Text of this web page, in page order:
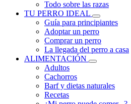
Todo sobre las razas
TU PERRO IDEAL
Guía para principiantes
Adoptar un perro
Comprar un perro
La llegada del perro a casa
ALIMENTACIÓN
Adultos
Cachorros
Barf y dietas naturales
Recetas